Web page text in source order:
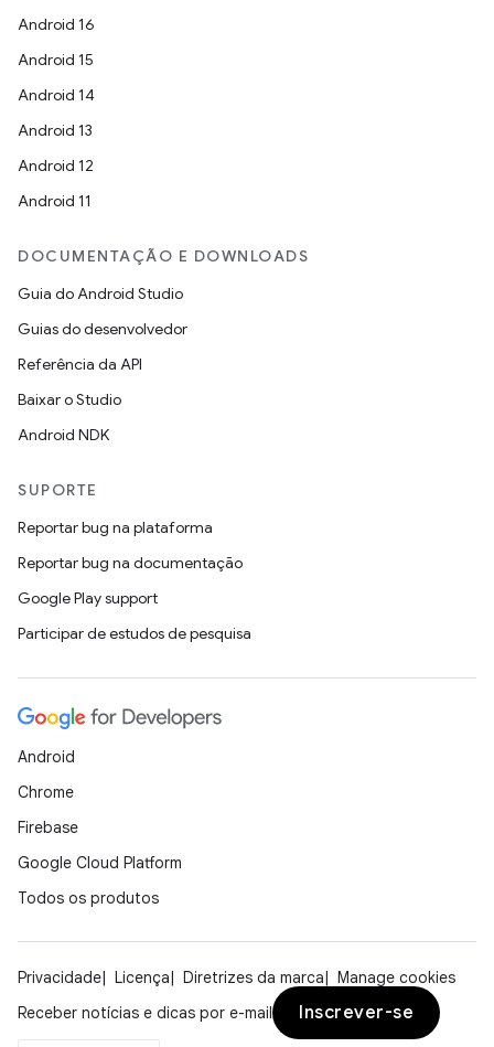
Android 16
Android 15
Android 14
Android 13
Android 12
Android 11
DOCUMENTAÇÃO E DOWNLOADS
Guia do Android Studio
Guias do desenvolvedor
Referência da API
Baixar o Studio
Android NDK
SUPORTE
Reportar bug na plataforma
Reportar bug na documentação
Google Play support
Participar de estudos de pesquisa
Android
Chrome
Firebase
Google Cloud Platform
Todos os produtos
Privacidade Licença Diretrizes da marca
Manage cookies
Receber notícias e dicas por e-mail
Inscrever-se